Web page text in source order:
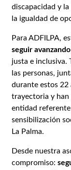
discapacidad y
la igualdad de
Para ADFILPA,
seguir avanzando
justa e inclusiva.
las personas,
durante estos 22
trayectoria y
entidad
sensibilización
La Palma.
Desde nuestra
compromiso: